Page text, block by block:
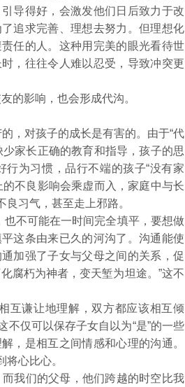
导得好，会激发他们日后致力于改
追求完善、理想去努力。但理想化
任的人。这种用完美的眼光看待世
，往往令人难以忍受，导致冲突更
的影响，也会形成代沟。
，对孩子的成长是有害的。由于“代
家长正确的教育和指导，孩子的思
为习惯，品行不端的孩子“没有家
不良影响会乘虚而入，家庭中与长
习气，甚至走上邪路。
也不可能在一时间完全填平，要想做
这条由来已久的河沟了。沟通能使
加强了子女与父母之间的关系，促
腐朽为神者，变天堑为坦途。”这不
互谦让地理解，双方都应该相互倾
仅可以保存子女自以为“是”的一些
，是相互之间情感和心理的沟通。
将心比心。
我们的父母，他们跨越的时空比我